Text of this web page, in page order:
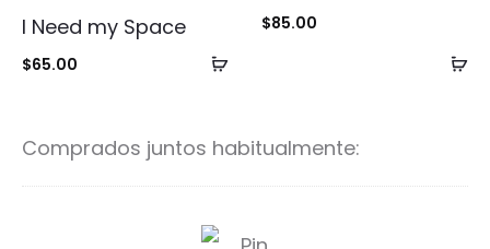
Añadir
I Need my Space
$65.00
$85.00
Comprados juntos habitualmente:
I